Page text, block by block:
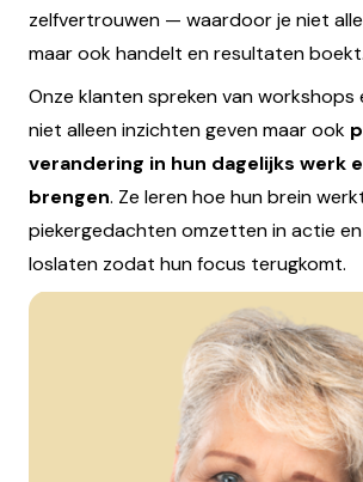
zelfvertrouwen — waardoor je niet
maar ook handelt en resultaten boekt.
Onze klanten spreken van
niet alleen inzichten geven maar ook
verandering in hun dagelijks werk
brengen. Ze leren hoe hun brein
piekergedachten omzetten in actie
loslaten zodat hun focus terugkomt.